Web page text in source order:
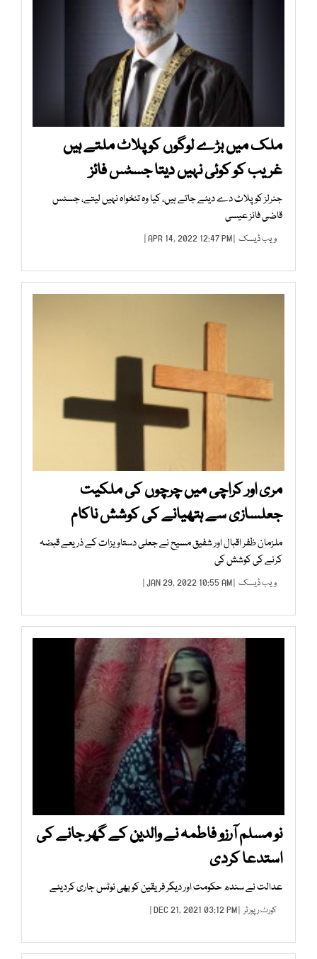
ملک میں بڑے لوگوں کو پلاٹ ملتے ہیں
غریب کو کوئی نہیں دیتا جسٹس فائز
جنرلز کو پلاٹ دے دیئے جاتے ہیں، کیا وہ تنخواہ نہیں لیتے، جسٹس
قاضی فائز عیسی
ویب ڈیسک | APR 14, 2022 12:47 PM |
مری اور کراچی میں چرچوں کی ملکیت
جعلسازی سے ہتھیانے کی کوشش ناکام
ملزمان ظفر اقبال اور شفیق مسیح نے جعلی دستاویزات کے ذریعے قبضہ
کرنے کی کوشش کی
ویب ڈیسک | JAN 29, 2022 10:55 AM |
نو مسلم آرزو فاطمہ نے والدین کے گھر جانے کی
استدعا کردی
عدالت نے سندھ حکومت اور دیگر فریقین کو بھی نوٹس جاری کردیئے
کورٹ رپورٹر | DEC 21, 2021 03:12 PM |